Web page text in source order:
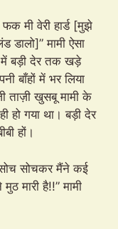
मी वेरी हार्ड [मुझे
मामी ऐसा
बड़ी देर तक खड़े
बाँहों में भर लिया
ताज़ी खुसबू मामी के
हो गया था। बड़ी देर
हों।
सोच सोचकर मैंने कई
मारी है!!” मामी